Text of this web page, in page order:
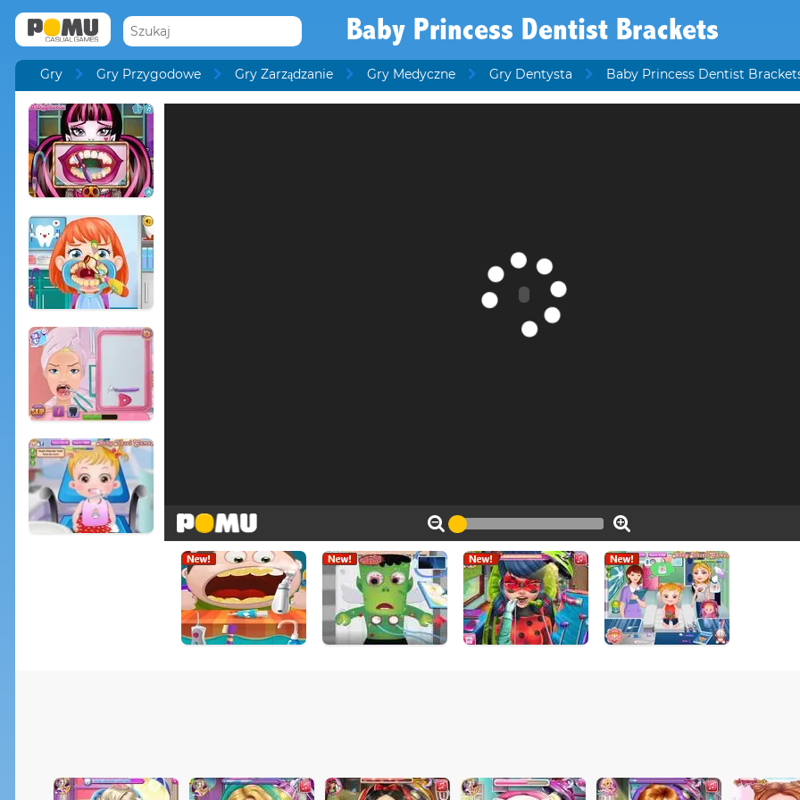
Baby Princess Dentist Brackets
Gry Gry Przygodowe Gry Zarządzanie Gry Medyczne Gry Dentysta Baby Princess Dentist